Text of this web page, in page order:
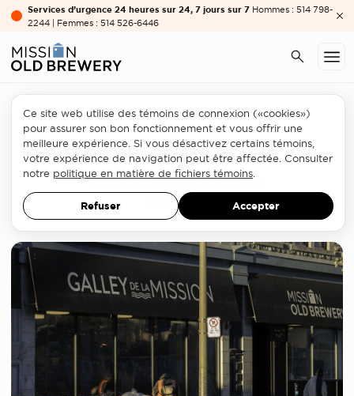
Services d’urgence 24 heures sur 24, 7 jours sur 7 Hommes : 514 798-
2244 | Femmes : 514 526-6446
Secteur de l'itinérance
Oui, dans ma cour !
James Hughes
Ce site web utilise des témoins de connexion («cookies»)
pour assurer son bon fonctionnement et vous offrir une
meilleure expérience. Si vous désactivez certains témoins,
votre expérience de navigation peut être affectée. Consulter
notre politique en matière de fichiers témoins
Refuser Accepter